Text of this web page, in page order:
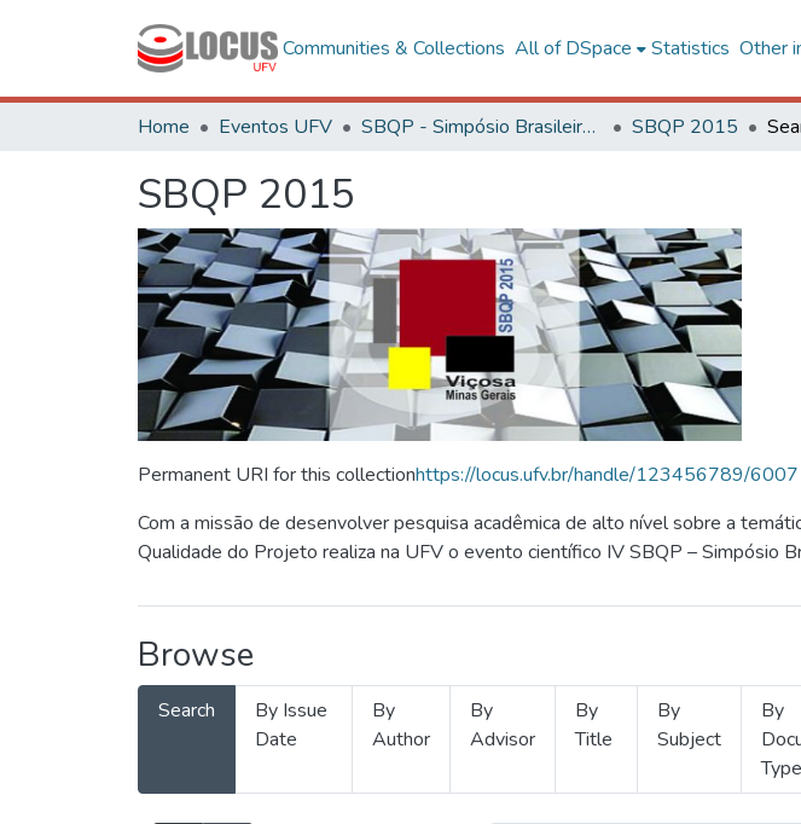
Communities & Collections All of DSpace Statistics Other
Home Eventos UFV SBQP - Simpósio Brasileiro de Qualidade do Projeto no Ambiente Construído SBQP 2015
SBQP 2015
Permanent URI for this collectionhttps://locus.ufv.br/handle/123456789/6007
Com a missão de desenvolver pesquisa acadêmica de alto nível sobre a
Qualidade do Projeto realiza na UFV o evento científico IV SBQP – Simpósio
Browse
Search
By Issue
Date
By
Author
By
Advisor
By
Title
By
Subject
By
Type